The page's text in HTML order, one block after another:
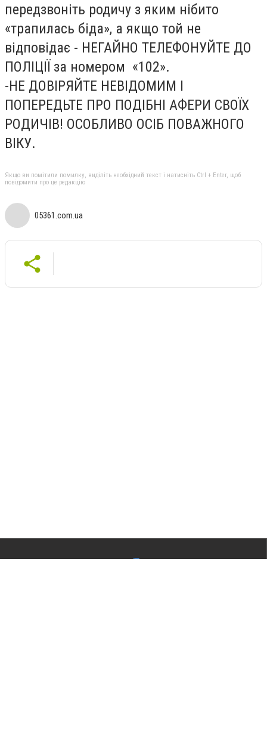
передзвоніть родичу з яким нібито
«трапилась біда», а якщо той не
відповідає - НЕГАЙНО ТЕЛЕФОНУЙТЕ ДО
ПОЛІЦІЇ за номером «102».
-НЕ ДОВІРЯЙТЕ НЕВІДОМИМ І
ПОПЕРЕДЬТЕ ПРО ПОДІБНІ АФЕРИ СВОЇХ
РОДИЧІВ! ОСОБЛИВО ОСІБ ПОВАЖНОГО
ВІКУ.
Якщо ви помітили помилку, виділіть необхідний текст і натисніть Ctrl + Enter, щоб
повідомити про це редакцію
05361.com.ua